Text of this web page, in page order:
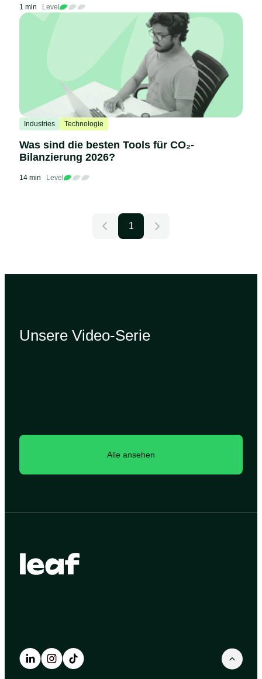
1 min Level
Industries Technologie
Was sind die besten Tools für CO₂-
Bilanzierung 2026?
14 min Level
1
Unsere Video-Serie
Alle ansehen